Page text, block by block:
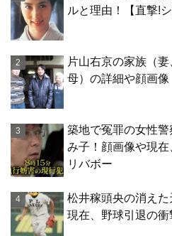
ルと理由！【直撃!
片山右京の家族（妻
母）の詳細や顔画
築地で冤罪の女性
み子！顔画像や現
リバボー
松井稼頭央の消え
現在、野球引退の衝